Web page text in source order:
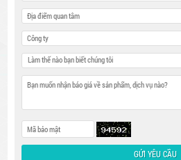
Làm thế nào bạn biết chúng tôi